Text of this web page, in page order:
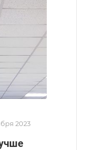
2023